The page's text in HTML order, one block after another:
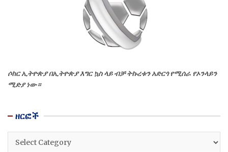
ሶከር ኢትዮጵያ በኢትዮጵያ እግር ኳስ ላይ ብቻ ትኩረቱን አድርጎ የሚሰራ የኦንላይን
ሚድያ ነው።
ዘርፎች
ዘርፎች